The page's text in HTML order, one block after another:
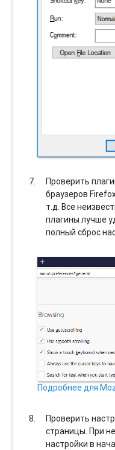
Проверить
браузеров
т.д. Все
плагины лучше
полный сброс
Подробнее для
Проверить
страницы. При
настройки в